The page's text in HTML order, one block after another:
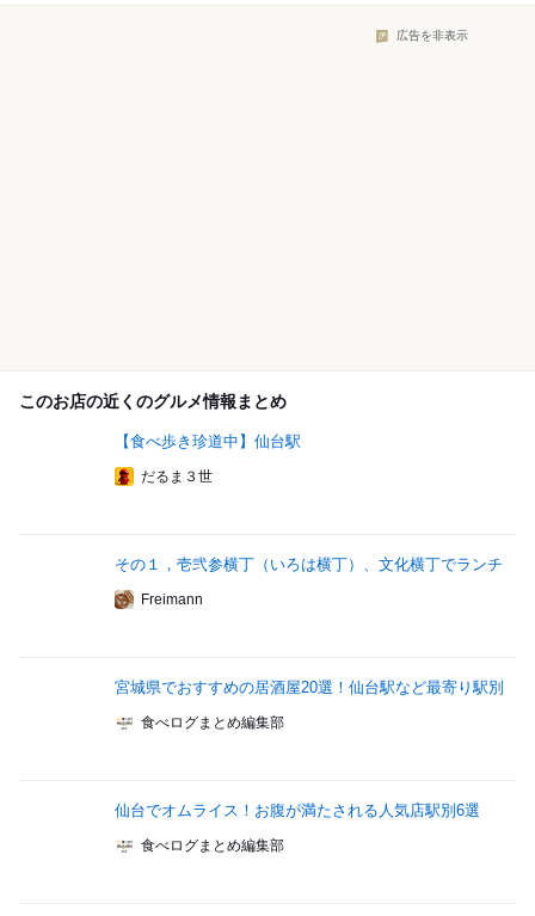
広告を非表示
このお店の近くのグルメ情報まとめ
【食べ歩き珍道中】仙台駅
だるま３世
その１，壱弐参横丁（いろは横丁）、文化横丁でランチ
Freimann
宮城県でおすすめの居酒屋20選！仙台駅など最寄り駅別
食べログまとめ編集部
仙台でオムライス！お腹が満たされる人気店駅別6選
食べログまとめ編集部